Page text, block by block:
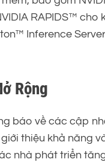
RAPIDS™ cho
Inference
Rộng
báo về các cập
thiệu khả năng
nhà phát triển